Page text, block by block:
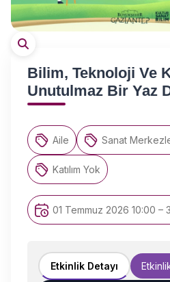
Bilim, Teknoloji Ve
Unutulmaz Bir Yaz
Aile Sanat
Katılım Yok
01 Temmuz 2026 10:00 –
Etkinlik Detayı